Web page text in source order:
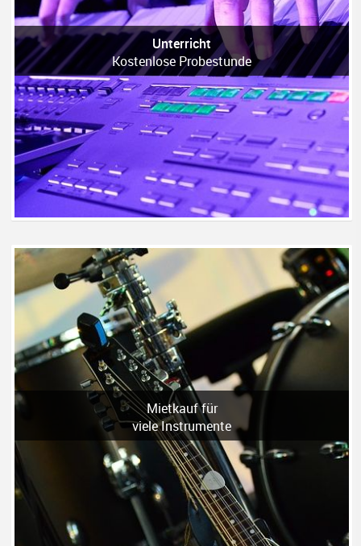
Unterricht
Kostenlose Probestunde
Mietkauf für
viele Instrumente